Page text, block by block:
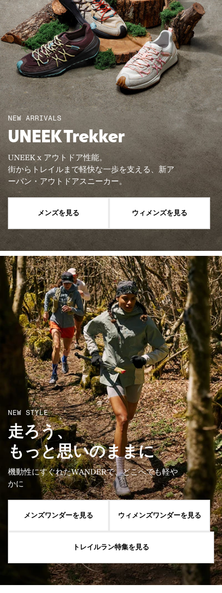
NEW ARRIVALS
UNEEK Trekker
UNEEK x アウトドア性能。
街からトレイルまで軽快な一歩を支える、新ア
ーバン・アウトドアスニーカー。
メンズを見る ウィメンズを見る
NEW STYLE
走ろう、​
もっと思いのままに​
機動性にすぐれたWANDERで、​どこへでも軽や
かに
メンズワンダーを見る ウィメンズワンダーを見る
トレイルラン特集を見る